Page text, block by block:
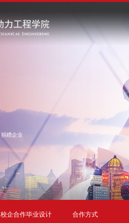
捐赠企业
校企合作毕业设计 合作方式